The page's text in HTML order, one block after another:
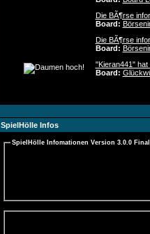
Die BÃ¶rse
Board:
Die BÃ¶rse
Board:
"Kieran441"
Board:
SpielHölle Infos
SpielHölle Infomationen Version 3.0.0